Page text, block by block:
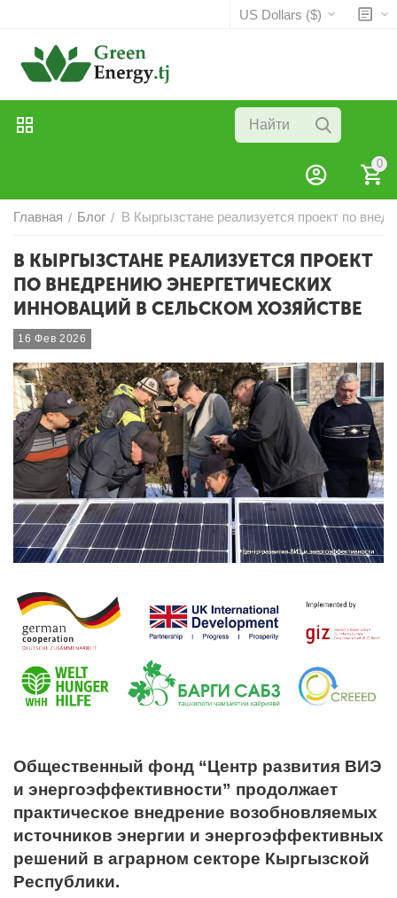
US Dollars ($)
0
Главная / Блог / В Кыргызстане реализуется проект по
В КЫРГЫЗСТАНЕ РЕАЛИЗУЕТСЯ ПРОЕКТ
ПО ВНЕДРЕНИЮ ЭНЕРГЕТИЧЕСКИХ
ИННОВАЦИЙ В СЕЛЬСКОМ ХОЗЯЙСТВЕ
16 Фев 2026
Общественный фонд “Центр развития ВИЭ
и энергоэффективности” продолжает
практическое внедрение возобновляемых
источников энергии и энергоэффективных
решений в аграрном секторе Кыргызской
Республики.